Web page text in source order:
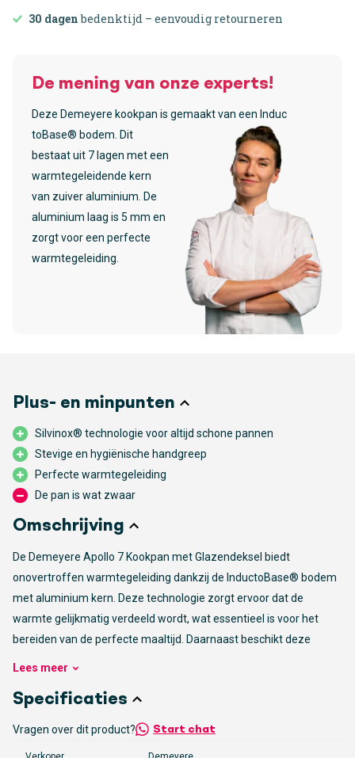
30 dagenbedenktijd – eenvoudig retourneren
De mening van onze experts!
Deze Demeyere kookpan is gemaakt van een Induc
toBase® bodem. Dit
bestaat uit 7 lagen met een
warmtegeleidende kern
van zuiver aluminium. De
aluminium laag is 5 mm en
zorgt voor een perfecte
warmtegeleiding.
Omschrijving
De Demeyere Apollo 7 Kookpan met Glazendeksel biedt
onovertroffen warmtegeleiding dankzij de InductoBase® bodem
met aluminium kern. Deze technologie zorgt ervoor dat de
warmte gelijkmatig verdeeld wordt, wat essentieel is voor het
bereiden van de perfecte maaltijd. Daarnaast beschikt deze
kookpan over de innovatieve TriplInduc® technologie, waarmee je
tijdsbesparing, maar ook efficiënter energieverbruik en meer
controle tijdens het koken.
Lees meer
Plus- en minpunten
Silvinox® technologie voor altijd schone pannen
Stevige en hygiënische handgreep
Perfecte warmtegeleiding
De pan is wat zwaar
Specificaties
Vragen over dit product? Start chat